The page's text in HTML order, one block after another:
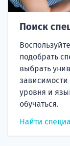
Поиск
подобрать
выбрать
зависимости
уровня и
обучаться.
Найти